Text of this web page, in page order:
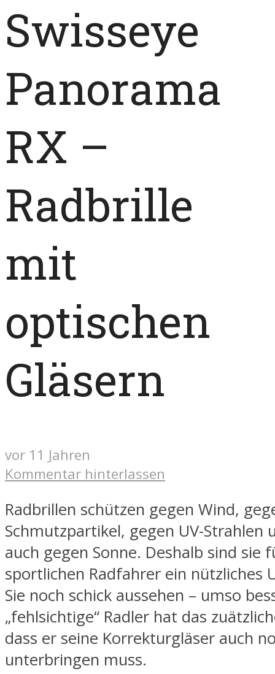
Swisseye
Panorama
RX –
Radbrille
mit
optischen
Gläsern
vor 11 Jahren
Kommentar hinterlassen
Radbrillen schützen gegen Wind,
Schmutzpartikel, gegen UV-Strahlen
auch gegen Sonne. Deshalb sind sie
sportlichen Radfahrer ein nützliches
Sie noch schick aussehen – umso
„fehlsichtige“ Radler hat das
dass er seine Korrekturgläser auch
unterbringen muss.